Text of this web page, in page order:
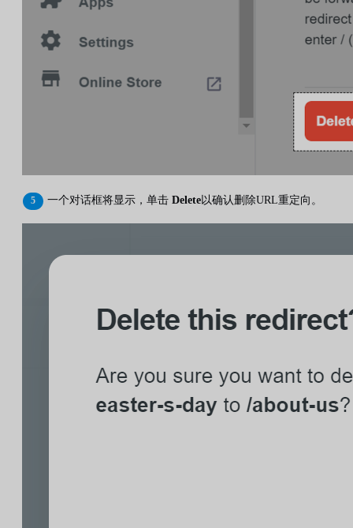
一个对话框将显示，单击 Delete以确认删除URL重定向。